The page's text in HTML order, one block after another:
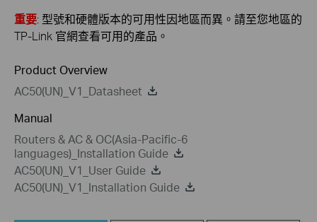
重要: 型號和硬體版本的可用性因地區而異。請至您地區的
TP-Link 官網查看可用的產品。
Product Overview
AC50(UN)_V1_Datasheet
Manual
Routers & AC & OC(Asia-Pacific-6
languages)_Installation Guide
AC50(UN)_V1_User Guide
AC50(UN)_V1_Installation Guide